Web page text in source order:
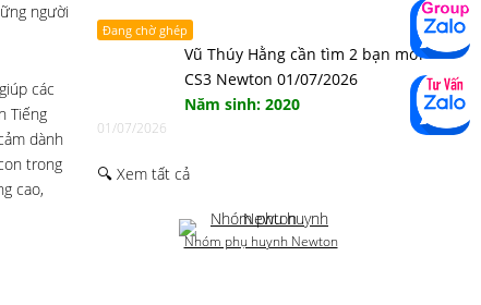
người
các
Tiếng
dành
trong
cao,
Đang chờ ghép
Vũ Thúy Hằng cần tìm 2 bạn mới
CS3 Newton 01/07/2026
Năm sinh: 2020
01/07/2026
🔍 Xem tất cả
Nhóm phụ huynh Newton